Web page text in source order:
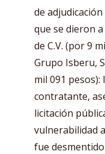
de
que se dieron
de C.V. (por 9
Grupo Isberu,
mil 091 pesos):
contratante,
licitación
vulnerabilidad
fue